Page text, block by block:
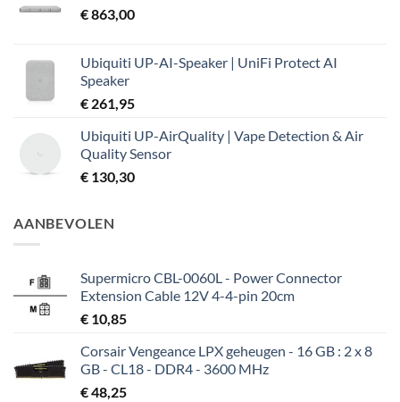
€863,00
Ubiquiti UP-AI-Speaker | UniFi Protect AI
Speaker
€ 261,95
Ubiquiti UP-AirQuality | Vape Detection & Air
Quality Sensor
€ 130,30
AANBEVOLEN
Supermicro CBL-0060L - Power Connector
Extension Cable 12V 4-4-pin 20cm
€ 10,85
Corsair Vengeance LPX geheugen - 16 GB : 2 x 8
GB - CL18 - DDR4 - 3600 MHz
€48,25